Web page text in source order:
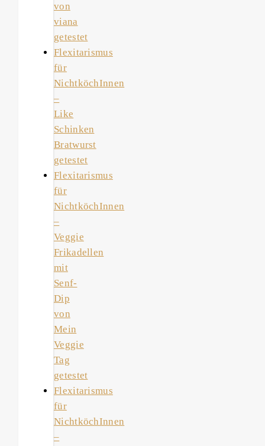
von
viana
getestet
Flexitarismus
für
NichtköchInnen
–
Like
Schinken
Bratwurst
getestet
Flexitarismus
für
NichtköchInnen
–
Veggie
Frikadellen
mit
Senf-
Dip
von
Mein
Veggie
Tag
getestet
Flexitarismus
für
NichtköchInnen
–